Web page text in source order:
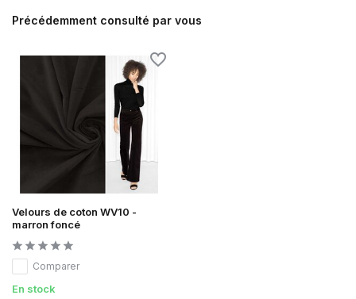
Précédemment consulté par vous
Velours de coton WV10 -
marron foncé
Comparer
En stock